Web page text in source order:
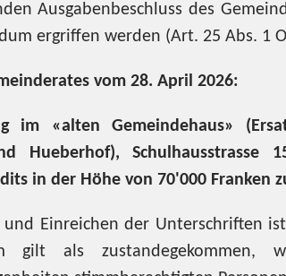
Ausgabenbeschluss des
ergriffen werden (Art. 25 Abs. 1
vom 28. April 2026:
im «alten Gemeindehaus»
Hueberhof),
in der Höhe von 70'000 Franken
und Einreichen der Unterschriften
gilt als